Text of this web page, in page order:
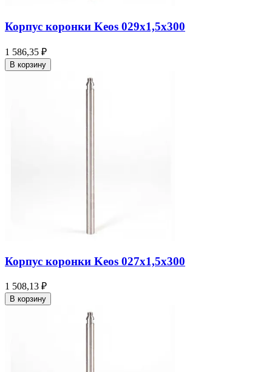
Корпус коронки Keos 029x1,5x300
1 586,35 ₽
В корзину
Корпус коронки Keos 027x1,5x300
1 508,13 ₽
В корзину